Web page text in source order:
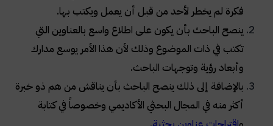
فكرة لم يخطر لأحد من قبل أن يعمل ويكتب بها.
ينصح الباحث بأن يكون على اطلاع واسع بالعناوين التي
تكتب في ذات الموضوع وذلك لأن هذا الأمر يوسع مدارك
وأبعاد رؤية وتوجهات الباحث.
بالإضافة إلى ذلك ينصح الباحث بأن يناقش من هم ذو خبرة
أكثر منه في المجال البحثي الأكاديمي وخصوصاً في كتابة